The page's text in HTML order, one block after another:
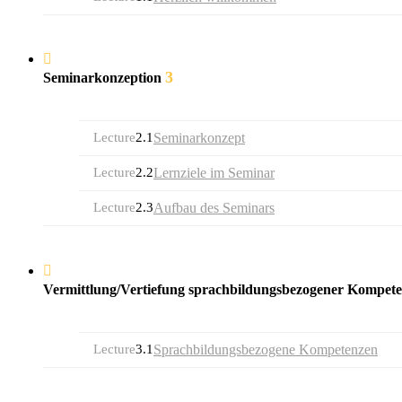
Seminarkonzeption 3
Lecture2.1Seminarkonzept
Lecture2.2Lernziele im Seminar
Lecture2.3Aufbau des Seminars
Vermittlung/Vertiefung sprachbildungsbezogener
Lecture3.1 Sprachbildungsbezogene Kompetenzen